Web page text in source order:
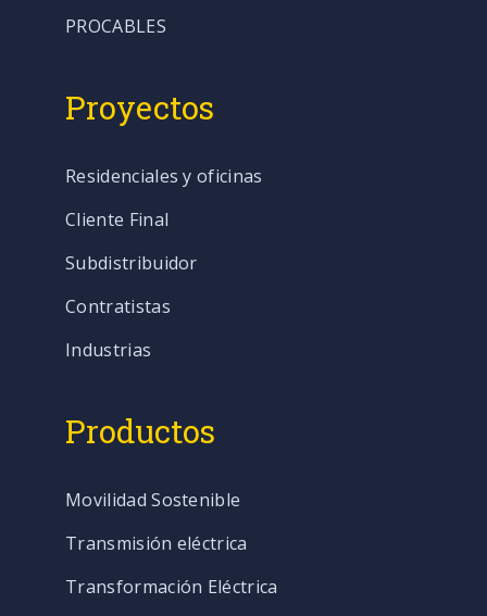
PROCABLES
Proyectos
Residenciales y oficinas
Cliente Final
Subdistribuidor
Contratistas
Industrias
Productos
Movilidad Sostenible
Transmisión eléctrica
Transformación Eléctrica